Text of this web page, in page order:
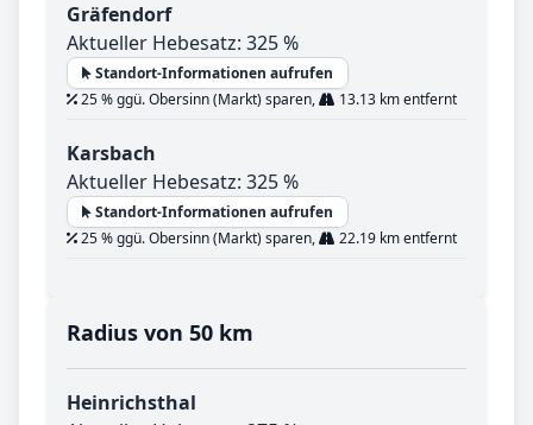
Gräfendorf
Aktueller Hebesatz: 325 %
Standort-Informationen aufrufen
25 % ggü. Obersinn (Markt) sparen,
13.13 km entfernt
Karsbach
Aktueller Hebesatz: 325 %
Standort-Informationen aufrufen
25 % ggü. Obersinn (Markt) sparen,
22.19 km entfernt
Radius von 50 km
Heinrichsthal